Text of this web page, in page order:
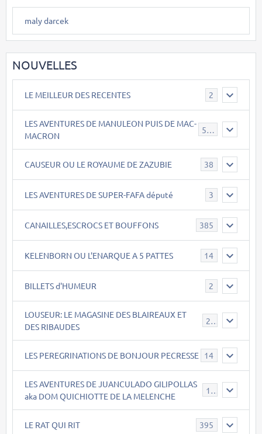
maly darcek
NOUVELLES
LE MEILLEUR DES RECENTES 2
LES AVENTURES DE MANULEON PUIS DE MAC-
MACRON
543
CAUSEUR OU LE ROYAUME DE ZAZUBIE 38
LES AVENTURES DE SUPER-FAFA député 3
CANAILLES,ESCROCS ET BOUFFONS 385
KELENBORN OU L'ENARQUE A 5 PATTES 14
BILLETS d'HUMEUR 2
LOUSEUR: LE MAGASINE DES BLAIREAUX ET
DES RIBAUDES
21
LES PEREGRINATIONS DE BONJOUR PECRESSE 14
LES AVENTURES DE JUANCULADO GILIPOLLAS
aka DOM QUICHIOTTE DE LA MELENCHE
119
LE RAT QUI RIT 395